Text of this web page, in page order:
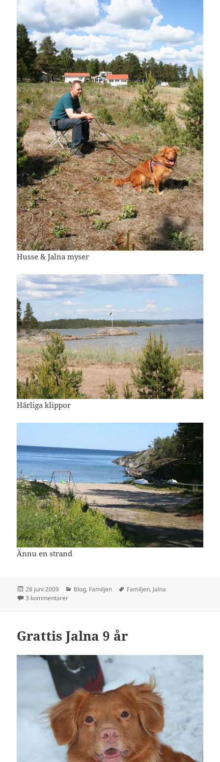
Husse & Jalna myser
Härliga klippor
Ännu en strand
Postat
28 juni 2009 Kategorier
Blog, Familjen Taggar
Familjen, Jalna
3 kommentarertill Badstränder på Tynderö
Grattis Jalna 9 år